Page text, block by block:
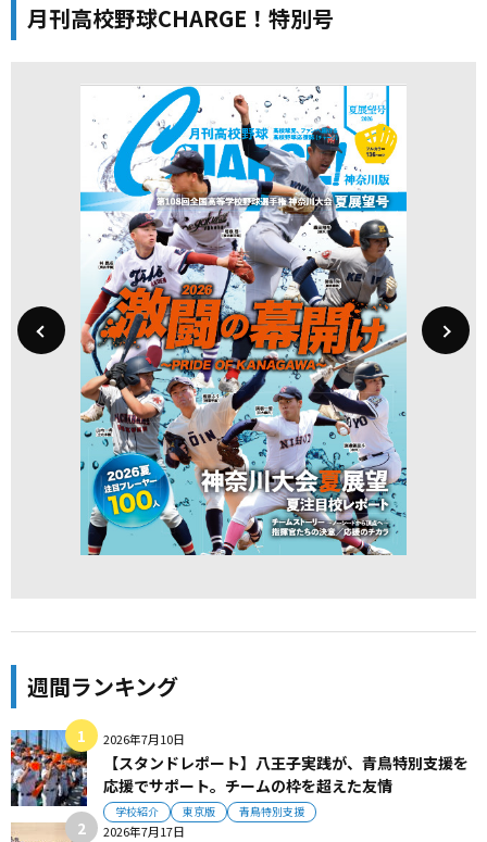
月刊高校野球CHARGE！特別号
週間ランキング
2026年7月10日
【スタンドレポート】八王子実践が、青鳥特別支援を
応援でサポート。チームの枠を超えた友情
学校紹介 東京版 青鳥特別支援
2026年7月17日